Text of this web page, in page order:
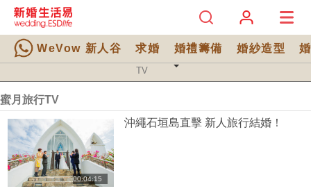
WeVow 新人谷 求婚 婚禮籌備 婚紗造型
TV 分類
TV
蜜月旅行TV
00:04:15
沖繩石垣島直擊 新人旅行結婚！